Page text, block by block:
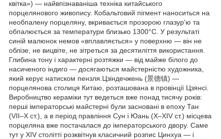
квітка») — найвпізнаваніша техніка китайського
порцелянового живопису. Кобальтовий пігмент наноситься на
необпалену порцеляну, вкривається прозорою глазур'ю та
обпалюється за температури близько 1300°C. У результаті
синій малюнок немов «вплавляється» у поверхню — він не
облізе, не вицвіте, не зітреться за десятиліття використання.
Глибина тону і характерні розтяжки — від майже білого до
насиченого індиго — досягаються майстерністю художника,
який керує натиском пензля.Цзіндечжень (景德镇) —
порцелянова столиця Китаю, розташована в провінції Цзянсі.
Виробництво кераміки тут ведеться вже понад тисячу років:
перші імператорські майстерні були засновані в епоху Тан
(VII–X ст.), а в період правління Сун і Юань (X–XIV ст.) місцева
порцеляна вже постачалася до імператорського двору. Саме
тут у XIV столітті розквітнув класичний розпис Цинхуа — і